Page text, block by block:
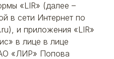
«LIR» (далее –
в сети Интернет по
и приложения «LIR»
в лице в лице
АО «ЛИР» Попова